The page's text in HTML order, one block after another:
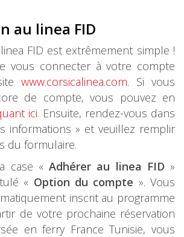
au linea FID
FID est extrêmement simple !
vous connecter à votre compte
www.corsicalinea.com. Si vous
de compte, vous pouvez en
ici. Ensuite, rendez-vous dans
informations » et veuillez remplir
du formulaire.
case «Adhérer au linea FID »
« Option du compte ». Vous
inscrit au programme
de votre prochaine réservation
en ferry France Tunisie, vous